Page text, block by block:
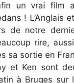
un vrai film
! L’Anglais
de notre
rire,
sa sortie en
et Ken sont
à Bruges sur